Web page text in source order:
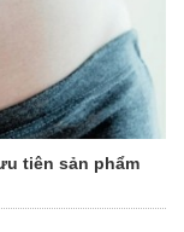
tiên sản phẩm